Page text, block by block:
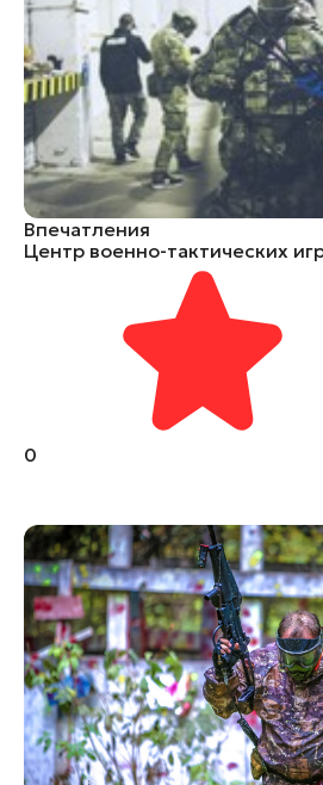
Впечатления
Центр военно-тактических
0